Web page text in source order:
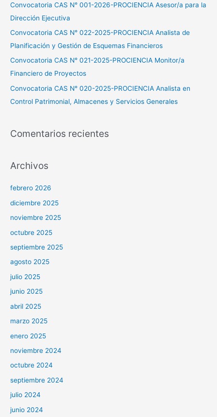
:
Convocatoria CAS N° 001-2026-PROCIENCIA Asesor/a para la
Dirección Ejecutiva
Convocatoria CAS N° 022-2025-PROCIENCIA Analista de
Planificación y Gestión de Esquemas Financieros
Convocatoria CAS N° 021-2025-PROCIENCIA Monitor/a
Financiero de Proyectos
Convocatoria CAS N° 020-2025-PROCIENCIA Analista en
Control Patrimonial, Almacenes y Servicios Generales
Comentarios recientes
Archivos
febrero 2026
diciembre 2025
noviembre 2025
octubre 2025
septiembre 2025
agosto 2025
julio 2025
junio 2025
abril 2025
marzo 2025
enero 2025
noviembre 2024
octubre 2024
septiembre 2024
julio 2024
junio 2024